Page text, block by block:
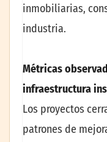
inmobiliarias,
industria.
Métricas
infraestructura
Los proyectos
patrones de